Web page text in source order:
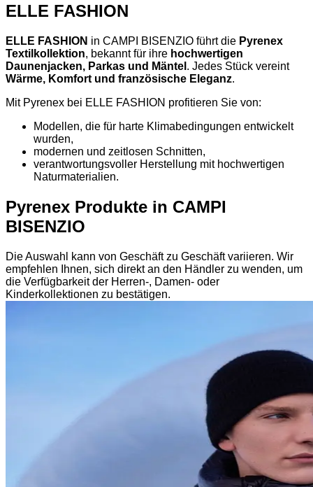
ELLE FASHION
ELLE FASHION in CAMPI BISENZIO führt die Pyrenex
Textilkollektion, bekannt für ihre hochwertigen
Daunenjacken, Parkas und Mäntel . Jedes Stück vereint
Wärme, Komfort und französische Eleganz.
Mit Pyrenex bei ELLE FASHION profitieren Sie von:
Modellen, die für harte Klimabedingungen entwickelt
wurden,
modernen und zeitlosen Schnitten,
verantwortungsvoller Herstellung mit hochwertigen
Naturmaterialien.
Pyrenex Produkte in CAMPI
BISENZIO
Die Auswahl kann von Geschäft zu Geschäft variieren. Wir
empfehlen Ihnen, sich direkt an den Händler zu wenden, um
die Verfügbarkeit der Herren-, Damen- oder
Kinderkollektionen zu bestätigen.